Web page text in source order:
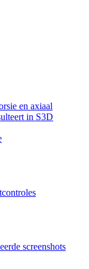
en axiaal
in S3D
screenshots